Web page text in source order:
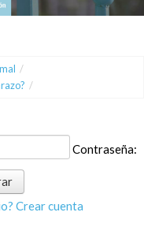
/
/
Contraseña:
Crear cuenta